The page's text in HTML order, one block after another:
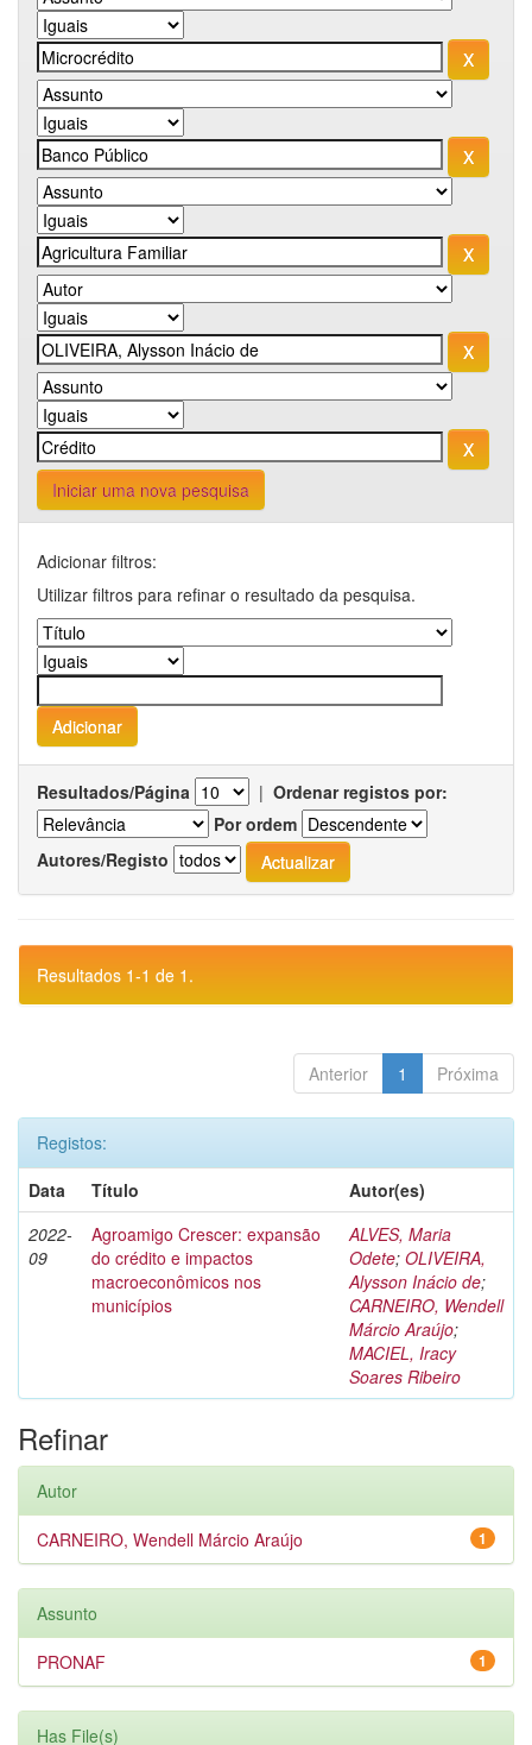
Iniciar uma nova pesquisa
Adicionar filtros:
Utilizar filtros para refinar o resultado da pesquisa.
Resultados/Página | Ordenar registos por:
Por ordem
Autores/Registo
Resultados 1-1 de 1.
Anterior 1 Próxima
Registos:
Data
Título
Autor(es)
2022-
09
Agroamigo Crescer: expansão
do crédito e impactos
macroeconômicos nos
municípios
ALVES, Maria
Odete; OLIVEIRA,
Alysson Inácio de;
CARNEIRO, Wendell
Márcio Araújo;
MACIEL, Iracy
Soares Ribeiro
Refinar
Autor
1
CARNEIRO, Wendell Márcio Araújo
Assunto
1
PRONAF
Has File(s)